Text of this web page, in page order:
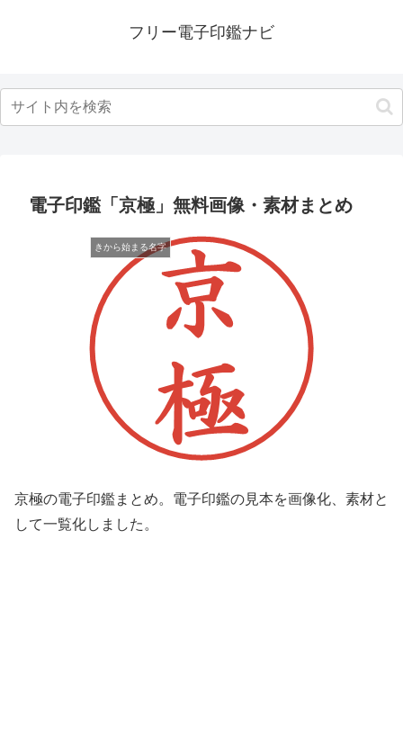
フリー電子印鑑ナビ
電子印鑑「京極」無料画像・素材まとめ
きから始まる名字
京極の電子印鑑まとめ。電子印鑑の見本を画像化、素材と
して一覧化しました。